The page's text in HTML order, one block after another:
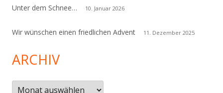
Unter dem Schnee… 10. Januar 2026
Wir wünschen einen friedlichen Advent 11. Dezember 2025
ARCHIV
Archiv